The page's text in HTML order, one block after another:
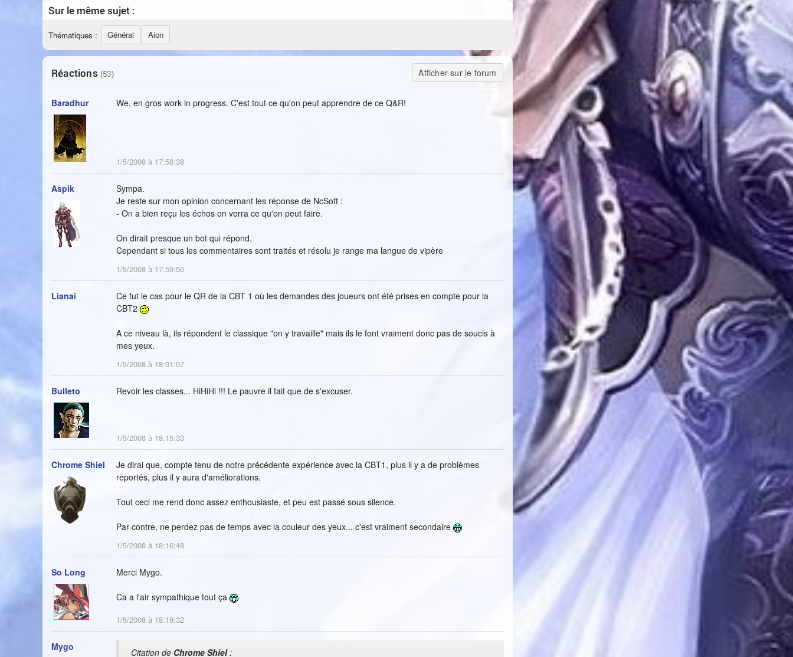
Sur le même sujet :
Thématiques : Général Aion
Réactions (53) Afficher sur le forum
Baradhur We, en gros work in progress. C'est tout ce qu'on peut apprendre de ce Q&R!
1/5/2008 à 17:58:38
Aspik
Sympa.
Je reste sur mon opinion concernant les réponse de NcSoft :
- On a bien reçu les échos on verra ce qu'on peut faire.
On dirait presque un bot qui répond.
Cependant si tous les commentaires sont traités et résolu je range ma langue de vipère
1/5/2008 à 17:59:50
Lianai
Ce fut le cas pour le QR de la CBT 1 où les demandes des joueurs ont été prises en compte pour la
CBT2
A ce niveau là, ils répondent le classique "on y travaille" mais ils le font vraiment donc pas de soucis à
mes yeux.
1/5/2008 à 18:01:07
Bulleto Revoir les classes... HiHiHi !!! Le pauvre il fait que de s'excuser.
1/5/2008 à 18:15:33
Chrome Shiel
Je dirai que, compte tenu de notre précédente expérience avec la CBT1, plus il y a de problèmes
reportés, plus il y aura d'améliorations.
Tout ceci me rend donc assez enthousiaste, et peu est passé sous silence.
Par contre, ne perdez pas de temps avec la couleur des yeux... c'est vraiment secondaire
1/5/2008 à 18:16:48
So Long Merci Mygo.
Ca a l'air sympathique tout ça
1/5/2008 à 18:19:32
Mygo Citation de Chrome Shiel: